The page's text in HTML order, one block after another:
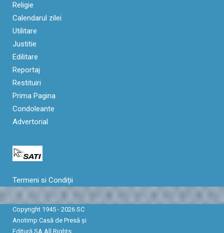
Religie
Calendarul zilei
Utilitare
Justitie
Edilitare
Reportaj
Restituiri
Prima Pagina
Condoleante
Advertorial
Termeni si Condiții
Copyright 1945 - 2026 SC
Anotimp Casă de Presă şi
Editură SA All Rights